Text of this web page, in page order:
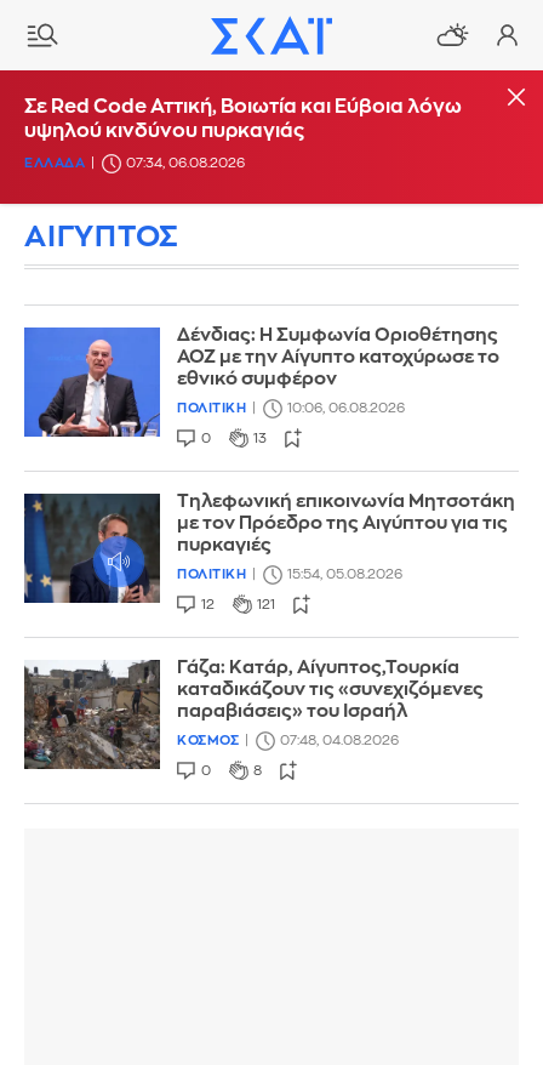
Σε Red Code Αττική, Βοιωτία και Εύβοια λόγω
υψηλού κινδύνου πυρκαγιάς
ΕΛΛΑΔΑ 07:34, 06.08.2026
ΑΙΓΥΠΤΟΣ
Δένδιας: Η Συμφωνία Οριοθέτησης
ΑΟΖ με την Αίγυπτο κατοχύρωσε το
εθνικό συμφέρον
ΠΟΛΙΤΙΚΗ 10:06, 06.08.2026
0 13
Τηλεφωνική επικοινωνία Μητσοτάκη
με τον Πρόεδρο της Αιγύπτου για τις
πυρκαγιές
ΠΟΛΙΤΙΚΗ 15:54, 05.08.2026
12 121
Γάζα: Κατάρ, Αίγυπτος,Τουρκία
καταδικάζουν τις «συνεχιζόμενες
παραβιάσεις» του Ισραήλ
ΚΟΣΜΟΣ 07:48, 04.08.2026
0 8